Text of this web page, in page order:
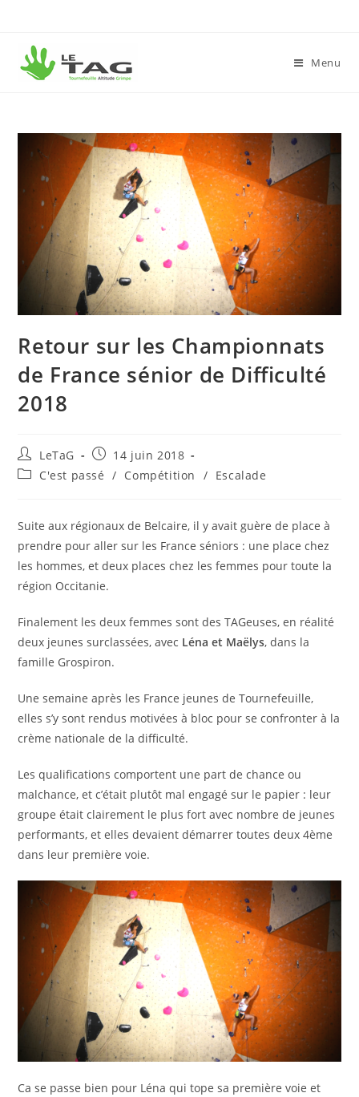
Menu
Retour sur les Championnats
de France sénior de Difficulté
2018
LeTaG
14 juin 2018
C'est passé / Compétition / Escalade
Suite aux régionaux de Belcaire, il y avait guère de place à
prendre pour aller sur les France séniors : une place chez
les hommes, et deux places chez les femmes pour toute la
région Occitanie.
Finalement les deux femmes sont des TAGeuses, en réalité
deux jeunes surclassées, avec Léna et Maëlys, dans la
famille Grospiron.
Une semaine après les France jeunes de Tournefeuille,
elles s’y sont rendus motivées à bloc pour se confronter à la
crème nationale de la difficulté.
Les qualifications comportent une part de chance ou
malchance, et c’était plutôt mal engagé sur le papier : leur
groupe était clairement le plus fort avec nombre de jeunes
performants, et elles devaient démarrer toutes deux 4ème
dans leur première voie.
Ca se passe bien pour Léna qui tope sa première voie et